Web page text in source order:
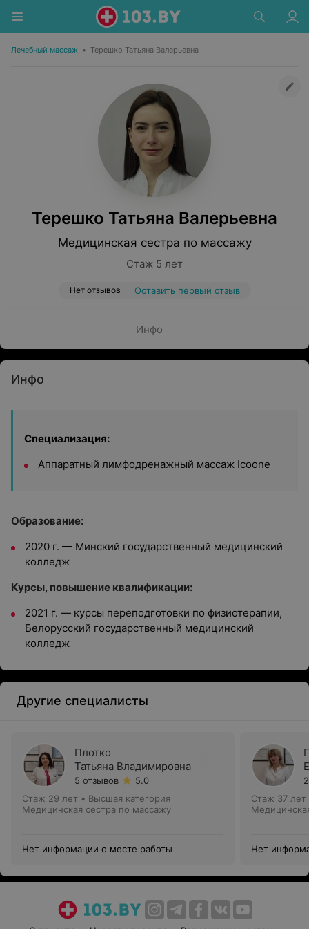
Лечебный массаж • Терешко Татьяна Валерьевна
Терешко Татьяна Валерьевна
Медицинская сестра по массажу
Стаж 5 лет
Нет отзывов Оставить первый отзыв
Инфо
Инфо
Специализация:
Аппаратный лимфодренажный массаж Icoone
Образование:
2020 г. — Минский государственный медицинский
колледж
Курсы, повышение квалификации:
2021 г. — курсы переподготовки по физиотерапии,
Белорусский государственный медицинский
колледж
Другие специалисты
Плотко
Татьяна Владимировна
5 отзывов
5.0
Стаж 29 лет • Высшая категория
Медицинская сестра по массажу
Нет информации о месте работы
Стаж 37 лет
Нет